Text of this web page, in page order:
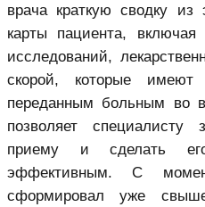
врача краткую сводку из
карты пациента,
исследований,
скорой, которые
переданным больным во
позволяет специалисту
приему и сделать
эффективным. С
сформировал уже